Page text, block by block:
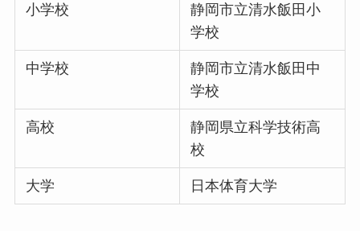
小学校
静岡市立清水飯田小
学校
中学校
静岡市立清水飯田中
学校
高校
静岡県立科学技術高
校
大学 日本体育大学